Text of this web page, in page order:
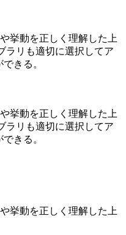
挙動を正しく理解した上
ラリも適切に選択してア
きる。
挙動を正しく理解した上
ラリも適切に選択してア
きる。
挙動を正しく理解した上